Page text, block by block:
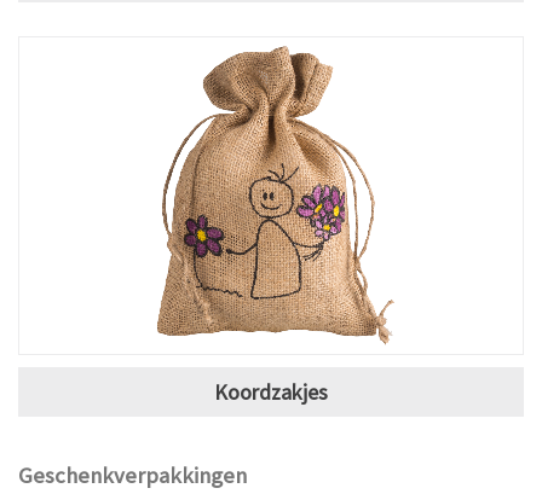
Koordzakjes
Geschenkverpakkingen